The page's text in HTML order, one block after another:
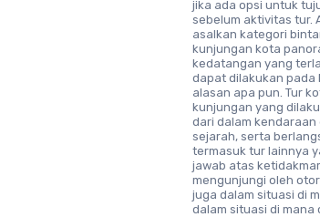
jika ada opsi untuk
sebelum aktivitas tur.
asalkan kategori
kunjungan kota
kedatangan yang
dapat dilakukan pada
alasan apa pun. Tur
kunjungan yang
dari dalam kendaraan
sejarah, serta
termasuk tur lainnya
jawab atas
mengunjungi oleh
juga dalam situasi di
dalam situasi di